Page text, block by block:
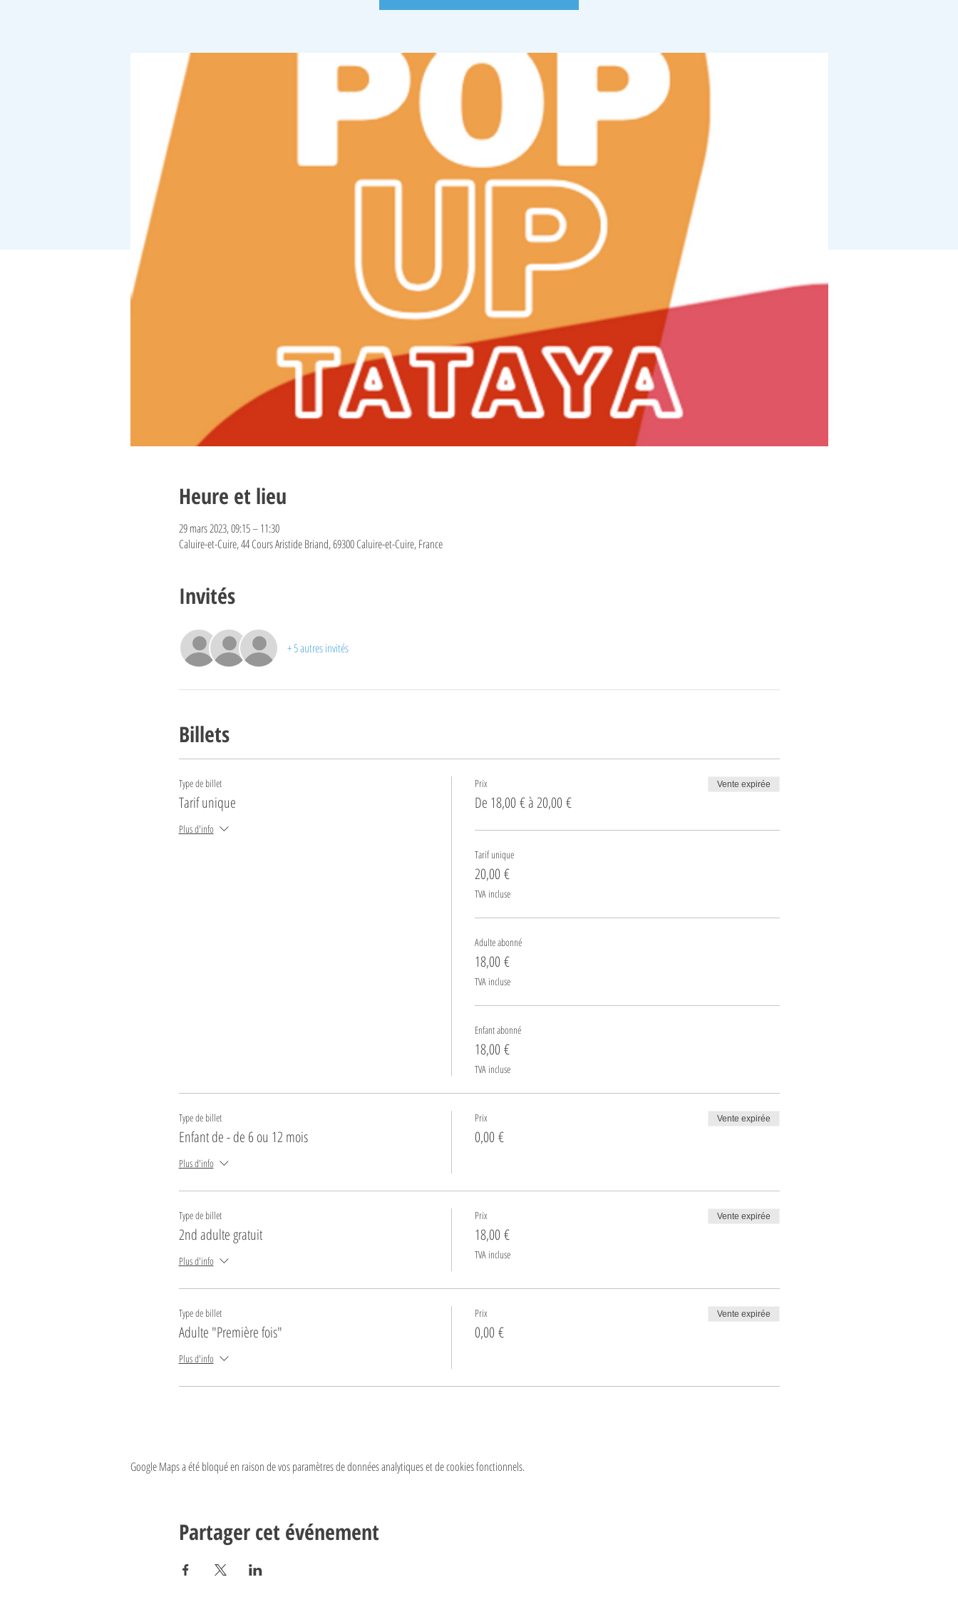
Heure et lieu
29 mars 2023, 09:15 – 11:30
Caluire-et-Cuire, 44 Cours Aristide Briand, 69300 Caluire-et-Cuire, France
Invités
+ 5 autres invités
Billets
Type de billet
Tarif unique
Plus d'info
Prix
De 18,00 € à 20,00 €
Vente expirée
Tarif unique
20,00 €
TVA incluse
Adulte abonné
18,00 €
TVA incluse
Enfant abonné
18,00 €
TVA incluse
Type de billet
Enfant de - de 6 ou 12 mois
Plus d'info
Prix
0,00 €
Vente expirée
Type de billet
2nd adulte gratuit
Plus d'info
Prix
18,00 €
TVA incluse
Vente expirée
Type de billet
Adulte "Première fois"
Plus d'info
Prix
0,00 €
Vente expirée
Google Maps a été bloqué en raison de vos paramètres de données analytiques et de cookies fonctionnels.
Partager cet événement